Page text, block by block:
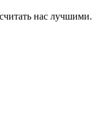
нас лучшими.